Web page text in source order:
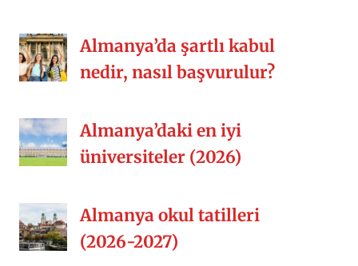
Almanya’da şartlı kabul
nedir, nasıl başvurulur?
Almanya’daki en iyi
üniversiteler (2026)
Almanya okul tatilleri
(2026-2027)